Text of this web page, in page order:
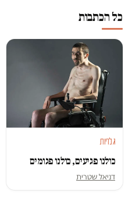
כל הכתבות
גלריות
כולנו פגיעים, כולנו פגומים
דניאל שטרית